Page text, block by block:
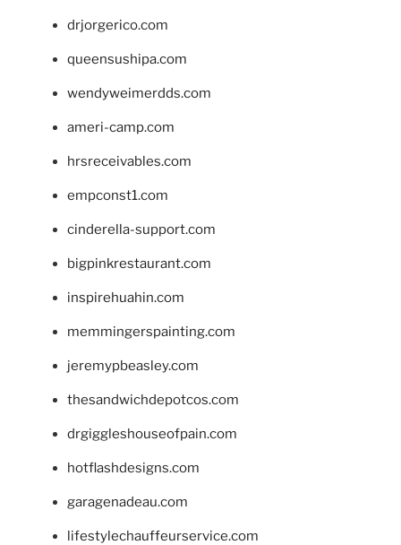
drjorgerico.com
queensushipa.com
wendyweimerdds.com
ameri-camp.com
hrsreceivables.com
empconst1.com
cinderella-support.com
bigpinkrestaurant.com
inspirehuahin.com
memmingerspainting.com
jeremypbeasley.com
thesandwichdepotcos.com
drgiggleshouseofpain.com
hotflashdesigns.com
garagenadeau.com
lifestylechauffeurservice.com